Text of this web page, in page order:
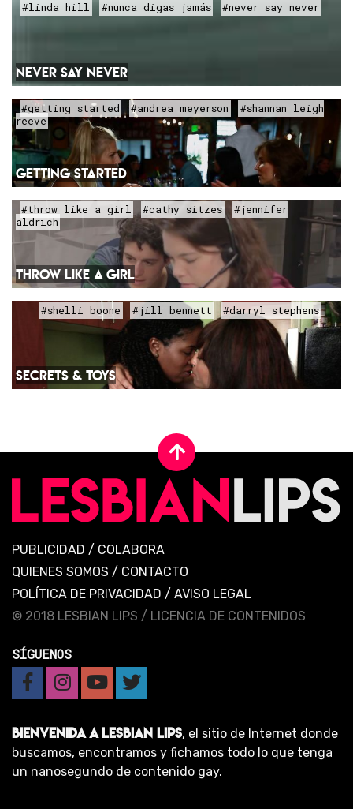
#linda hill #nunca digas jamás #never say never
NEVER SAY NEVER
#getting started #andrea meyerson
#shannan leigh
reeve
GETTING STARTED
#throw like a girl #cathy sitzes
#jennifer
aldrich
THROW LIKE A GIRL
#shelli boone #jill bennett #darryl stephens
SECRETS & TOYS
PUBLICIDAD / COLABORA
QUIENES SOMOS / CONTACTO
POLÍTICA DE PRIVACIDAD / AVISO LEGAL
© 2018 LESBIAN LIPS / LICENCIA DE CONTENIDOS
SÍGUENOS
BIENVENIDA A LESBIAN LIPS, el sitio de Internet donde
buscamos, encontramos y fichamos todo lo que tenga
un nanosegundo de contenido gay.